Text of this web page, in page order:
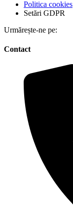
Politica cookies
Setări GDPR
Urmărește-ne pe:
Contact